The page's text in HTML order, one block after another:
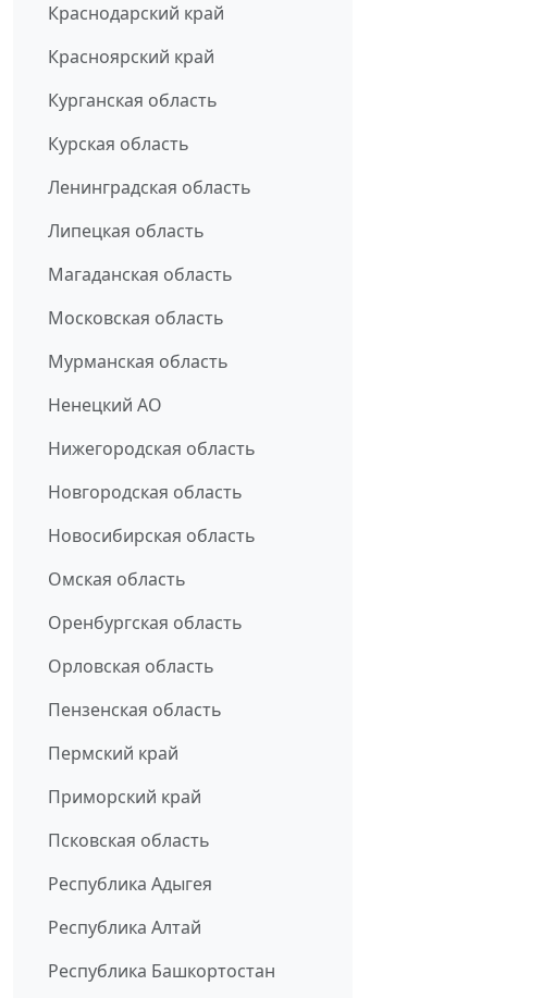
Краснодарский край
Красноярский край
Курганская область
Курская область
Ленинградская область
Липецкая область
Магаданская область
Московская область
Мурманская область
Ненецкий АО
Нижегородская область
Новгородская область
Новосибирская область
Омская область
Оренбургская область
Орловская область
Пензенская область
Пермский край
Приморский край
Псковская область
Республика Адыгея
Республика Алтай
Республика Башкортостан